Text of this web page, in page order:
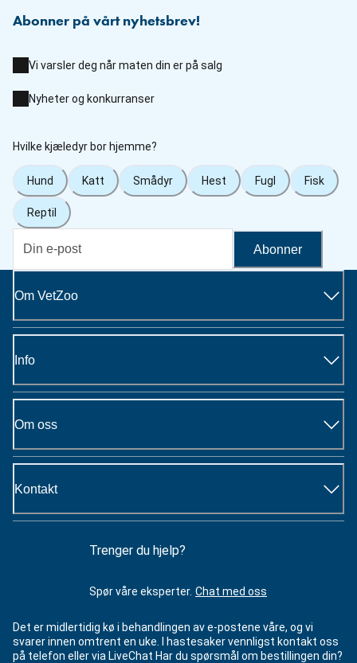
Abonner på vårt nyhetsbrev!
Vi varsler deg når maten din er på salg
Nyheter og konkurranser
Hvilke kjæledyr bor hjemme?
Hund Katt Smådyr Hest Fugl Fisk
Reptil
Abonner
Om VetZoo
Info
Om oss
Kontakt
Trenger du hjelp?
Spør våre eksperter. Chat med oss
Det er midlertidig kø i behandlingen av e-postene våre, og vi
svarer innen omtrent en uke. I hastesaker vennligst kontakt oss
på telefon eller via LiveChat Har du spørsmål om bestillingen din?